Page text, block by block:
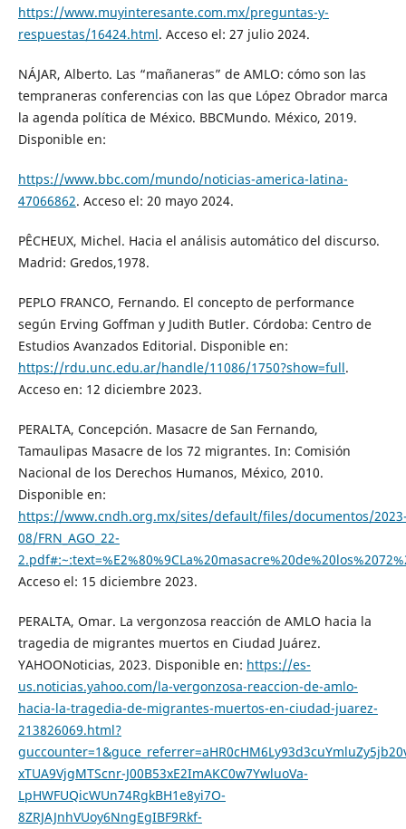
https://www.muyinteresante.com.mx/preguntas-y-
respuestas/16424.html. Acceso el: 27 julio 2024.
NÁJAR, Alberto. Las “mañaneras” de AMLO: cómo son las
tempraneras conferencias con las que López Obrador marca
la agenda política de México. BBCMundo. México, 2019.
Disponible en:
https://www.bbc.com/mundo/noticias-america-latina-
47066862. Acceso el: 20 mayo 2024.
PÊCHEUX, Michel. Hacia el análisis automático del discurso.
Madrid: Gredos,1978.
PEPLO FRANCO, Fernando. El concepto de performance
según Erving Goffman y Judith Butler. Córdoba: Centro de
Estudios Avanzados Editorial. Disponible en:
https://rdu.unc.edu.ar/handle/11086/1750?show=full.
Acceso en: 12 diciembre 2023.
PERALTA, Concepción. Masacre de San Fernando,
Tamaulipas Masacre de los 72 migrantes. In: Comisión
Nacional de los Derechos Humanos, México, 2010.
Disponible en:
https://www.cndh.org.mx/sites/default/files/documentos/
08/FRN_AGO_22-
Acceso el: 15 diciembre 2023.
PERALTA, Omar. La vergonzosa reacción de AMLO hacia la
tragedia de migrantes muertos en Ciudad Juárez.
YAHOONoticias, 2023. Disponible en: https://es-
us.noticias.yahoo.com/la-vergonzosa-reaccion-de-amlo-
hacia-la-tragedia-de-migrantes-muertos-en-ciudad-juarez-
213826069.html?
xTUA9VjgMTScnr-J00B53xE2ImAKC0w7YwluoVa-
LpHWFUQicWUn74RgkBH1e8yi7O-
8ZRJAJnhVUoy6NngEgIBF9Rkf-